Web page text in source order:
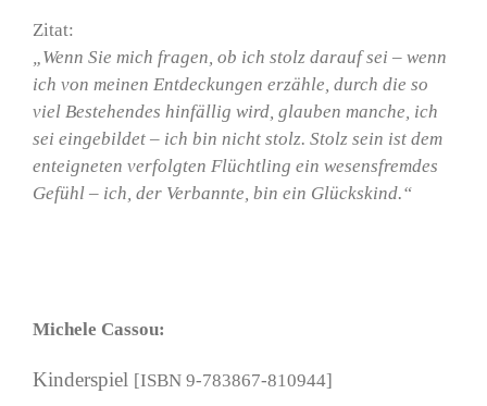
Zitat:
„Wenn Sie mich fragen, ob ich stolz darauf sei – wenn
ich von meinen Entdeckungen erzähle, durch die so
viel Bestehendes hinfällig wird, glauben manche, ich
sei eingebildet – ich bin nicht stolz. Stolz sein ist dem
enteigneten verfolgten Flüchtling ein wesensfremdes
Gefühl – ich, der Verbannte, bin ein Glückskind.“
Michele Cassou:
Kinderspiel [ISBN 9-783867-810944]